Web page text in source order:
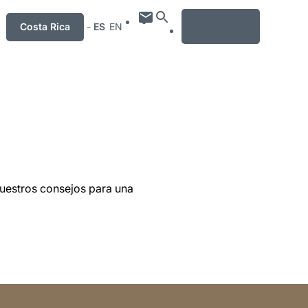
Costa Rica - ES EN
consejos para una